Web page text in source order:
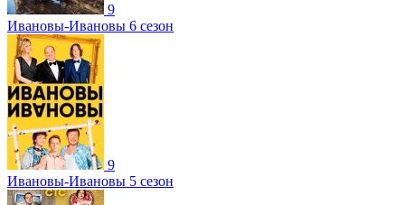
9
Ивановы-Ивановы 6 сезон
9
Ивановы-Ивановы 5 сезон